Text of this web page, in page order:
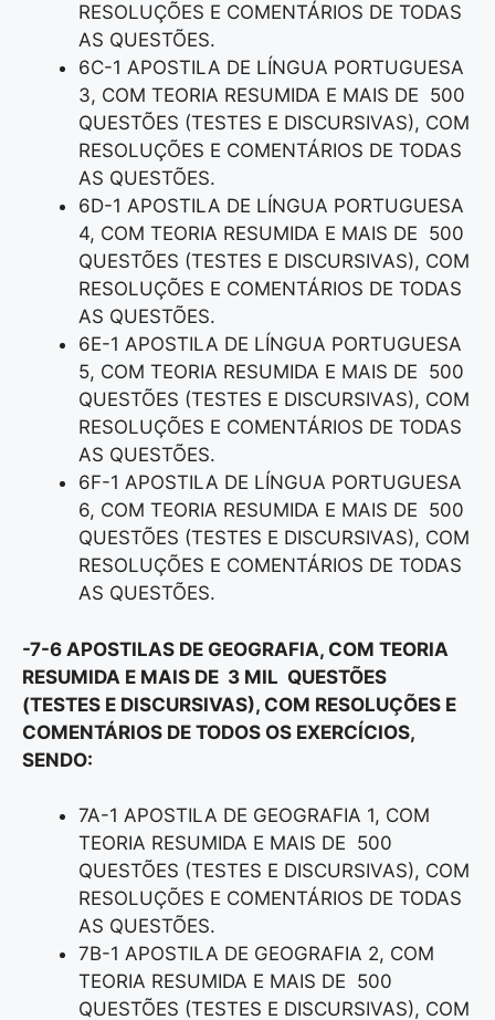
RESOLUÇÕES E COMENTÁRIOS DE TODAS
AS QUESTÕES.
6C-1 APOSTILA DE LÍNGUA PORTUGUESA
3, COM TEORIA RESUMIDA E MAIS DE 500
QUESTÕES (TESTES E DISCURSIVAS), COM
RESOLUÇÕES E COMENTÁRIOS DE TODAS
AS QUESTÕES.
6D-1 APOSTILA DE LÍNGUA PORTUGUESA
4, COM TEORIA RESUMIDA E MAIS DE 500
QUESTÕES (TESTES E DISCURSIVAS), COM
RESOLUÇÕES E COMENTÁRIOS DE TODAS
AS QUESTÕES.
6E-1 APOSTILA DE LÍNGUA PORTUGUESA
5, COM TEORIA RESUMIDA E MAIS DE 500
QUESTÕES (TESTES E DISCURSIVAS), COM
RESOLUÇÕES E COMENTÁRIOS DE TODAS
AS QUESTÕES.
6F-1 APOSTILA DE LÍNGUA PORTUGUESA
6, COM TEORIA RESUMIDA E MAIS DE 500
QUESTÕES (TESTES E DISCURSIVAS), COM
RESOLUÇÕES E COMENTÁRIOS DE TODAS
AS QUESTÕES.
-7-6 APOSTILAS DE GEOGRAFIA, COM TEORIA
RESUMIDA E MAIS DE 3 MIL QUESTÕES
(TESTES E DISCURSIVAS), COM RESOLUÇÕES E
COMENTÁRIOS DE TODOS OS EXERCÍCIOS,
SENDO:
7A-1 APOSTILA DE GEOGRAFIA 1, COM
TEORIA RESUMIDA E MAIS DE 500
QUESTÕES (TESTES E DISCURSIVAS), COM
RESOLUÇÕES E COMENTÁRIOS DE TODAS
AS QUESTÕES.
7B-1 APOSTILA DE GEOGRAFIA 2, COM
TEORIA RESUMIDA E MAIS DE 500
QUESTÕES (TESTES E DISCURSIVAS), COM